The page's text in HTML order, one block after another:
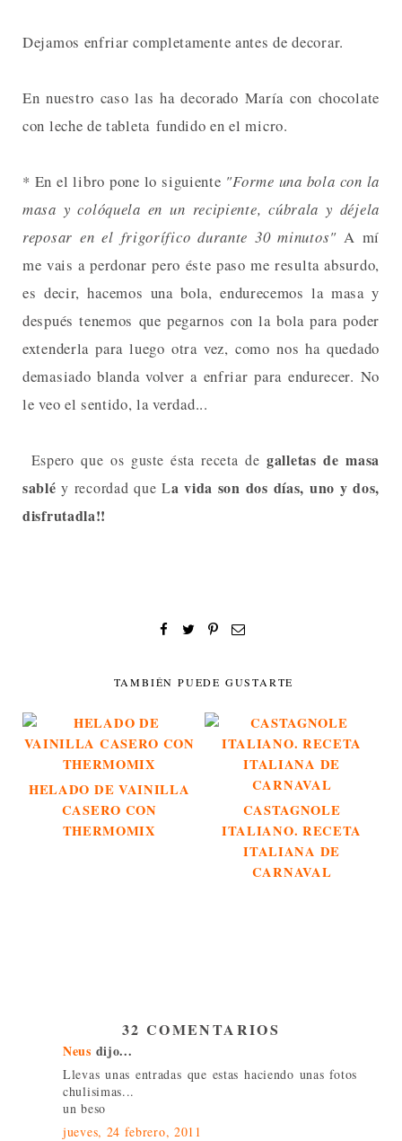
Dejamos enfriar completamente antes de decorar.
En nuestro caso las ha decorado María con chocolate
con leche de tableta fundido en el micro.
* En el libro pone lo siguiente "Forme una bola con la
masa y colóquela en un recipiente, cúbrala y déjela
reposar en el frigorífico durante 30 minutos" A mí
me vais a perdonar pero éste paso me resulta absurdo,
es decir, hacemos una bola, endurecemos la masa y
después tenemos que pegarnos con la bola para poder
extenderla para luego otra vez, como nos ha quedado
demasiado blanda volver a enfriar para endurecer. No
le veo el sentido, la verdad...
Espero que os guste ésta receta degalletas de masa
sablé y recordad que La vida son dos días, uno y dos,
disfrutadla!!
TAMBIÉN PUEDE GUSTARTE
HELADO DE VAINILLA
CASERO CON
THERMOMIX
CASTAGNOLE
ITALIANO. RECETA
ITALIANA DE
CARNAVAL
32 COMENTARIOS
Neus dijo...
Llevas unas entradas que estas haciendo unas fotos
chulisimas...
un beso
jueves, 24 febrero, 2011